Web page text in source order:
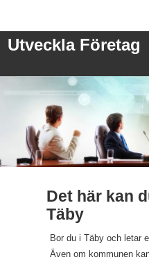
ANSTÄLLA PERSONAL
MARKNADSFÖRING
BLOGG
Utveckla Företag
Det här kan
Täby
Bor du i Täby och letar
Även om kommunen